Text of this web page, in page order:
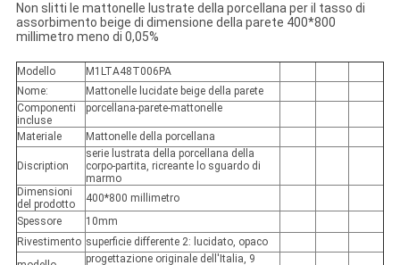
Non slitti le mattonelle lustrate della porcellana per il tasso di
assorbimento beige di dimensione della parete 400*800
millimetro meno di 0,05%
Modello
M1LTA48T006PA
Nome:
Mattonelle lucidate beige della parete
Componenti
incluse
porcellana-parete-mattonelle
Materiale Mattonelle della porcellana
Discription
serie lustrata della porcellana della
corpo-partita, ricreante lo sguardo di
marmo
Dimensioni
del prodotto
400*800 millimetro
Spessore
10mm
Rivestimento superficie differente 2: lucidato, opaco
progettazione originale dell'Italia, 9